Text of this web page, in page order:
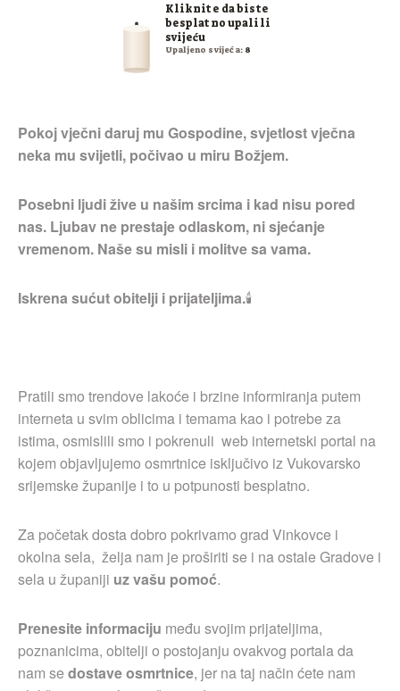
Kliknite da biste
besplatno upalili
svijeću
Upaljeno svijeća: 8
Pokoj vječni daruj mu Gospodine, svjetlost vječna
neka mu svijetli, počivao u miru Božjem.
Posebni ljudi žive u našim srcima i kad nisu pored
nas. Ljubav ne prestaje odlaskom, ni sjećanje
vremenom. Naše su misli i molitve sa vama.
Iskrena sućut obitelji i prijateljima.🕯
Pratili smo trendove lakoće i brzine informiranja putem
interneta u svim oblicima i temama kao i potrebe za
istima, osmislili smo i pokrenuli web internetski portal na
kojem objavljujemo osmrtnice isključivo iz Vukovarsko
srijemske županije i to u potpunosti besplatno.
Za početak dosta dobro pokrivamo grad Vinkovce i
okolna sela, želja nam je proširiti se i na ostale Gradove i
sela u županiji uz vašu pomoć.
Prenesite informaciju među svojim prijateljima,
poznanicima, obitelji o postojanju ovakvog portala da
nam sedostave osmrtnice, jer na taj način ćete nam